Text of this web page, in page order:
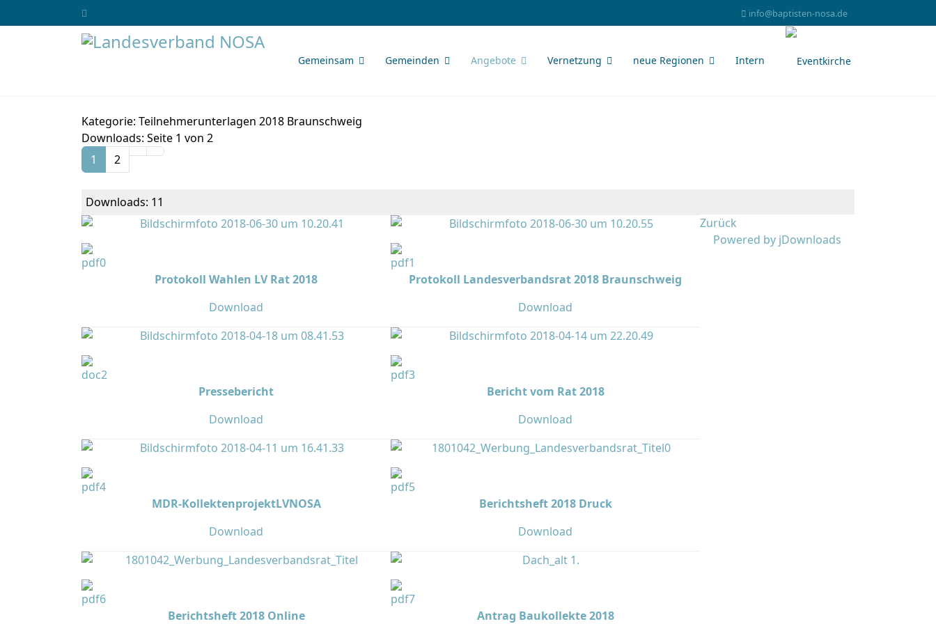
info@baptisten-nosa.de
Gemeinsam Gemeinden Angebote Vernetzung neue Regionen Intern
Kategorie: Teilnehmerunterlagen 2018 Braunschweig
Downloads: Seite 1 von 2
1
2
Downloads: 11
Protokoll Wahlen LV Rat 2018
Download
Protokoll Landesverbandsrat 2018 Braunschweig
Download
Pressebericht
Download
Bericht vom Rat 2018
Download
MDR-KollektenprojektLVNOSA
Download
Berichtsheft 2018 Druck
Download
Berichtsheft 2018 Online Antrag Baukollekte 2018
Zurück
Powered by jDownloads